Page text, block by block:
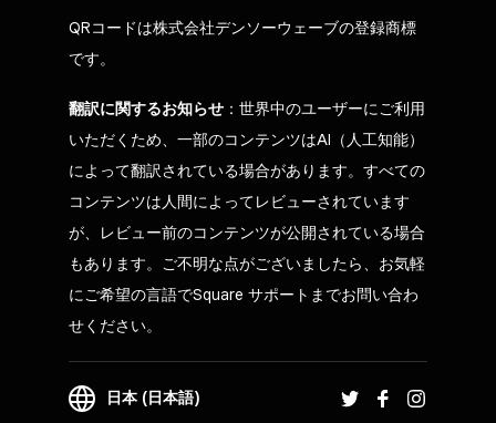
QRコードは株式会社デンソーウェーブの登録商標
です。
翻訳に関するお知らせ ：世界中のユーザーにご利用
いただくため、一部のコンテンツはAI（人工知能）
によって翻訳されている場合があります。すべての
コンテンツは人間によってレビューされています
が、レビュー前のコンテンツが公開されている場合
もあります。ご不明な点がございましたら、お気軽
にご希望の言語でSquare サポートまでお問い合わ
せください。
日本 (日本語)